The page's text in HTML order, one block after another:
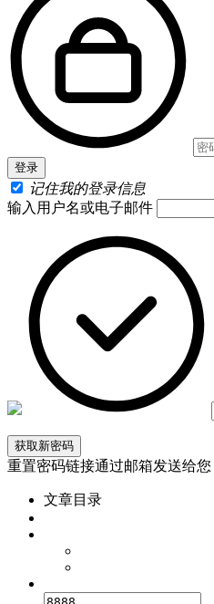
记住我的登录信息
输入用户名或电子邮件
重置密码链接通过邮箱发送给您
文章目录